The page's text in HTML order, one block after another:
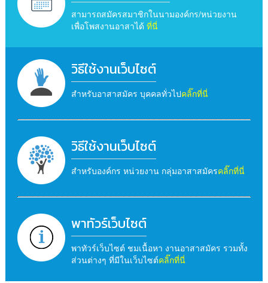
สามารถสมัครสมาชิกในนามองค์กร/หน่วยงาน
เพื่อโพสงานอาสาได้ ที่นี่
วิธีใช้งานเว็บไซต์
สำหรับอาสาสมัคร บุคคลทั่วไปคลิ๊กที่นี่
วิธีใช้งานเว็บไซต์
สำหรับองค์กร หน่วยงาน กลุ่มอาสาสมัครคลิ๊กที่นี่
พาทัวร์เว็บไซต์
พาทัวร์เว็บไซต์ ชมเนื้อหา งานอาสาสมัคร รวมทั้ง
ส่วนต่างๆ ที่มีในเว็บไซต์คลิ๊กที่นี่